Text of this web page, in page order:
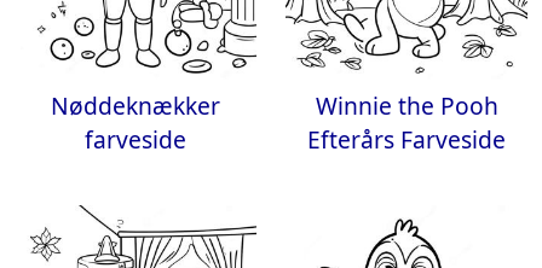
Nøddeknækker
farveside
Winnie the Pooh
Efterårs Farveside